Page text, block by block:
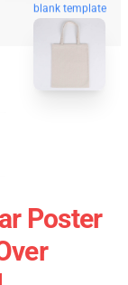
blank template
Poster